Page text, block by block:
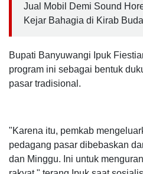
Jual Mobil Demi Sound
Kejar Bahagia di Kirab
Bupati Banyuwangi Ipuk
program ini sebagai bentuk
pasar tradisional.
"Karena itu, pemkab
pedagang pasar dibebaskan
dan Minggu. Ini untuk